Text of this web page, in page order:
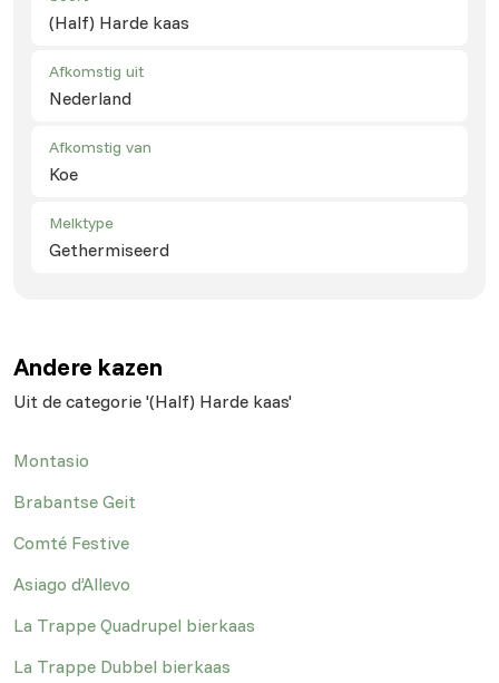
(Half) Harde kaas
Afkomstig uit
Nederland
Afkomstig van
Koe
Melktype
Gethermiseerd
Andere kazen
Uit de categorie '(Half) Harde kaas'
Montasio
Brabantse Geit
Comté Festive
Asiago d’Allevo
La Trappe Quadrupel bierkaas
La Trappe Dubbel bierkaas